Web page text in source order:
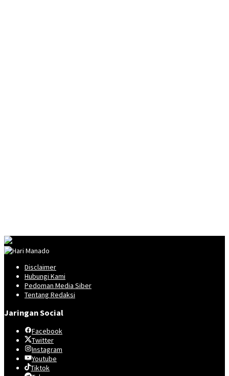
Disclaimer
Hubungi Kami
Pedoman Media Siber
Tentang Redaksi
Jaringan Social
Facebook
Twitter
Instagram
Youtube
Tiktok